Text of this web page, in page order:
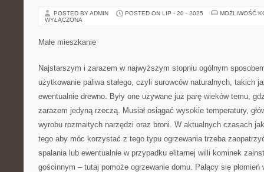
POSTED BY ADMIN POSTED ON LIP - 20 - 2025
MOŻLIWOŚĆ
WYŁĄCZONA
Małe mieszkanie
Najstarszym i zarazem w najwyższym stopniu ogólnym
użytkowanie paliwa stałego, czyli surowców naturalnych, takich
ewentualnie drewno. Były one używane już parę wieków temu,
zarazem jedyną rzeczą. Musiał osiągać wysokie temperatury,
wyrobu rozmaitych narzędzi oraz broni. W aktualnych czasach
tego aby móc korzystać z tego typu ogrzewania trzeba
spalania lub ewentualnie w przypadku elitarnej willi kominek
gościnnym – tutaj pomoże ogrzewanie domu. Palący się